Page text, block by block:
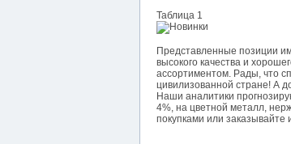
Таблица 1
Представленные позиции
высокого качества и
ассортиментом. Рады, что
цивилизованной стране! А
Наши аналитики
4%, на цветной металл,
покупками или заказывайте